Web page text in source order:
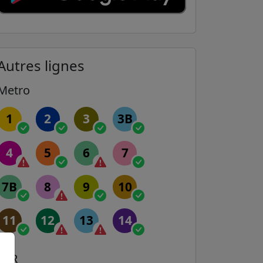
lignes
1 2 3 3B
4 5 6 7
7B 8 9 10
11 12 13 14
RER